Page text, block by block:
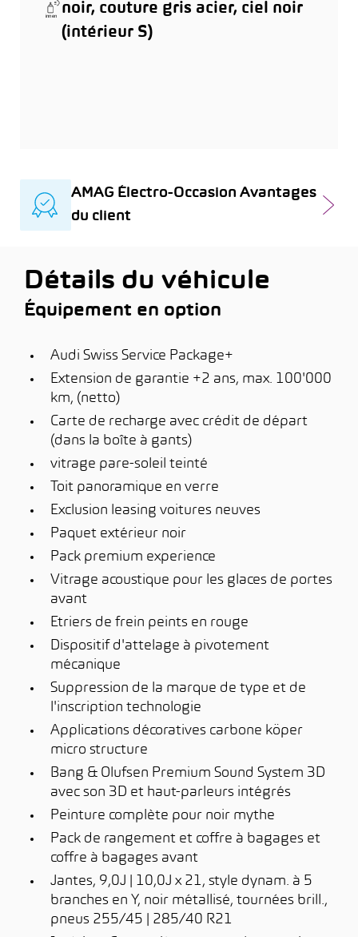
noir, couture gris acier, ciel noir
(intérieur S)
AMAG Électro-Occasion Avantages
du client
Détails du véhicule
Équipement en option
Audi Swiss Service Package+
Extension de garantie +2 ans, max. 100'000
km, (netto)
Carte de recharge avec crédit de départ
(dans la boîte à gants)
vitrage pare-soleil teinté
Toit panoramique en verre
Exclusion leasing voitures neuves
Paquet extérieur noir
Pack premium experience
Vitrage acoustique pour les glaces de portes
avant
Etriers de frein peints en rouge
Dispositif d'attelage à pivotement
mécanique
Suppression de la marque de type et de
l'inscription technologie
Applications décoratives carbone köper
micro structure
Bang & Olufsen Premium Sound System 3D
avec son 3D et haut-parleurs intégrés
Peinture complète pour noir mythe
Pack de rangement et coffre à bagages et
coffre à bagages avant
Jantes, 9,0J | 10,0J x 21, style dynam. à 5
branches en Y, noir métallisé, tournées brill.,
pneus 255/45 | 285/40 R21